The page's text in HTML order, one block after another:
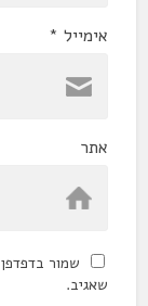
אימייל *
אתר
שמור
שאגיב.